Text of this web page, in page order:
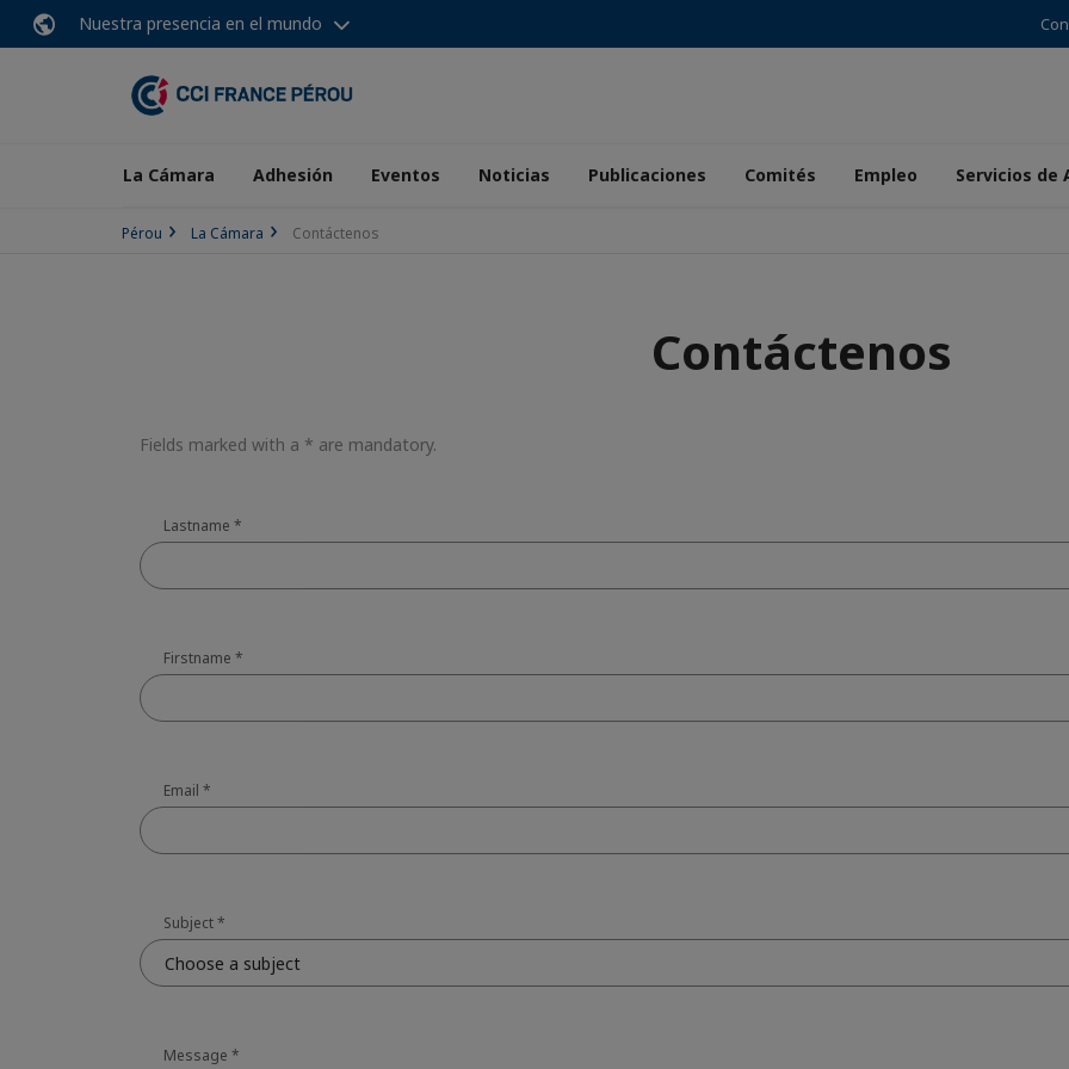
Nuestra presencia en el mundo
La Cámara Adhesión Eventos Noticias Publicaciones Comités Empleo Servicios de
Pérou La Cámara Contáctenos
Contáctenos
Fields marked with a * are mandatory.
Lastname *
Firstname *
Email *
Subject*
Choose a subject
Message *